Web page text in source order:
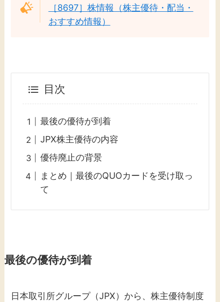
［8697］株情報（株主優待・配当・
おすすめ情報）
目次
最後の優待が到着
JPX株主優待の内容
優待廃止の背景
まとめ｜最後のQUOカードを受け取っ
て
最後の優待が到着
日本取引所グループ（JPX）から、株主優待制度